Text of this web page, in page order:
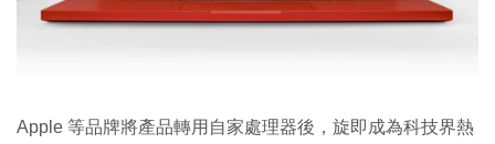
Apple 等品牌將產品轉用自家處理器後，旋即成為科技界熱